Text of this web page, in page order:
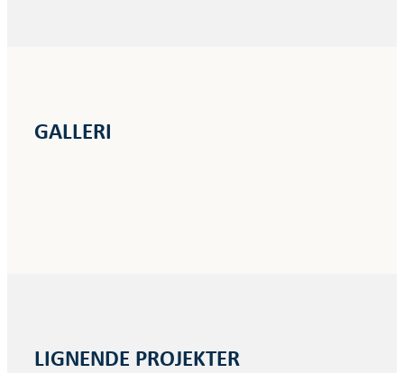
GALLERI
LIGNENDE PROJEKTER